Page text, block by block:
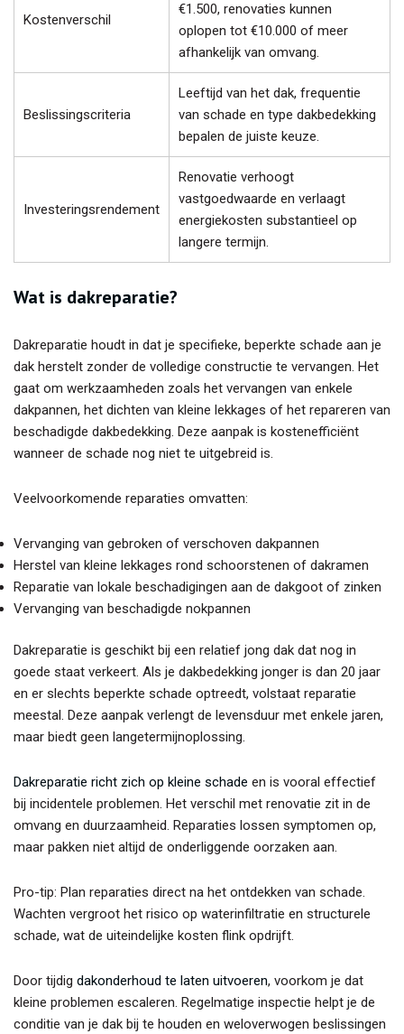
Kostenverschil
€1.500, renovaties kunnen
oplopen tot €10.000 of meer
afhankelijk van omvang.
Beslissingscriteria
Leeftijd van het dak, frequentie
van schade en type dakbedekking
bepalen de juiste keuze.
Investeringsrendement
Renovatie verhoogt
vastgoedwaarde en verlaagt
energiekosten substantieel op
langere termijn.
Wat is dakreparatie?
Dakreparatie houdt in dat je specifieke, beperkte schade aan je
dak herstelt zonder de volledige constructie te vervangen. Het
gaat om werkzaamheden zoals het vervangen van enkele
dakpannen, het dichten van kleine lekkages of het repareren van
beschadigde dakbedekking. Deze aanpak is kostenefficiënt
wanneer de schade nog niet te uitgebreid is.
Veelvoorkomende reparaties omvatten:
Vervanging van gebroken of verschoven dakpannen
Herstel van kleine lekkages rond schoorstenen of dakramen
Reparatie van lokale beschadigingen aan de dakgoot of zinken
Vervanging van beschadigde nokpannen
Dakreparatie is geschikt bij een relatief jong dak dat nog in
goede staat verkeert. Als je dakbedekking jonger is dan 20 jaar
en er slechts beperkte schade optreedt, volstaat reparatie
meestal. Deze aanpak verlengt de levensduur met enkele jaren,
maar biedt geen langetermijnoplossing.
Dakreparatie richt zich op kleine schade en is vooral effectief
bij incidentele problemen. Het verschil met renovatie zit in de
omvang en duurzaamheid. Reparaties lossen symptomen op,
maar pakken niet altijd de onderliggende oorzaken aan.
Pro-tip: Plan reparaties direct na het ontdekken van schade.
Wachten vergroot het risico op waterinfiltratie en structurele
schade, wat de uiteindelijke kosten flink opdrijft.
Door tijdig dakonderhoud te laten uitvoeren, voorkom je dat
kleine problemen escaleren. Regelmatige inspectie helpt je de
conditie van je dak bij te houden en weloverwogen beslissingen